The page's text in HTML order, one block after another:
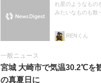
れ星のようなもの
みたいなものも散
RENくん
一般ニュース
宮城 大崎市で気温30.2℃を
の真夏日に